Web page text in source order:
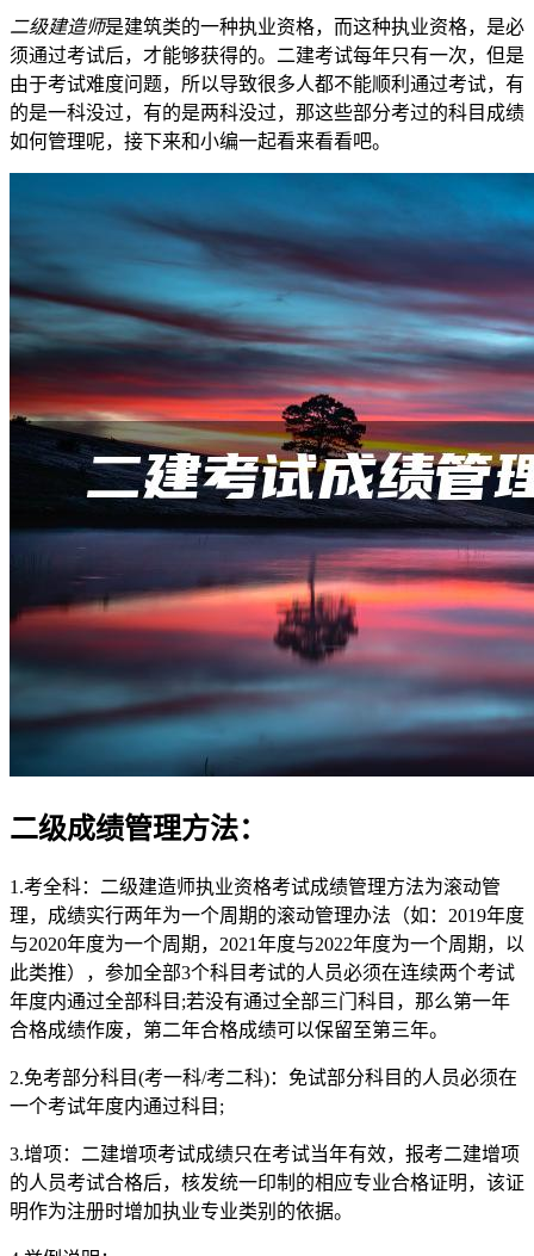
二级建造师是建筑类的一种执业资格，而这种执业资格，是必
须通过考试后，才能够获得的。二建考试每年只有一次，但是
由于考试难度问题，所以导致很多人都不能顺利通过考试，有
的是一科没过，有的是两科没过，那这些部分考过的科目成绩
如何管理呢，接下来和小编一起看来看看吧。
二级成绩管理方法：
1.考全科：二级建造师执业资格考试成绩管理方法为滚动管
理，成绩实行两年为一个周期的滚动管理办法（如：2019年度
与2020年度为一个周期，2021年度与2022年度为一个周期，以
此类推），参加全部3个科目考试的人员必须在连续两个考试
年度内通过全部科目;若没有通过全部三门科目，那么第一年
合格成绩作废，第二年合格成绩可以保留至第三年。
2.免考部分科目(考一科/考二科)：免试部分科目的人员必须在
一个考试年度内通过科目;
3.增项：二建增项考试成绩只在考试当年有效，报考二建增项
的人员考试合格后，核发统一印制的相应专业合格证明，该证
明作为注册时增加执业专业类别的依据。